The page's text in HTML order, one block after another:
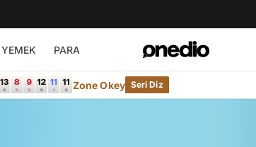
YEMEK PARA
Zone Okey Seri Diz